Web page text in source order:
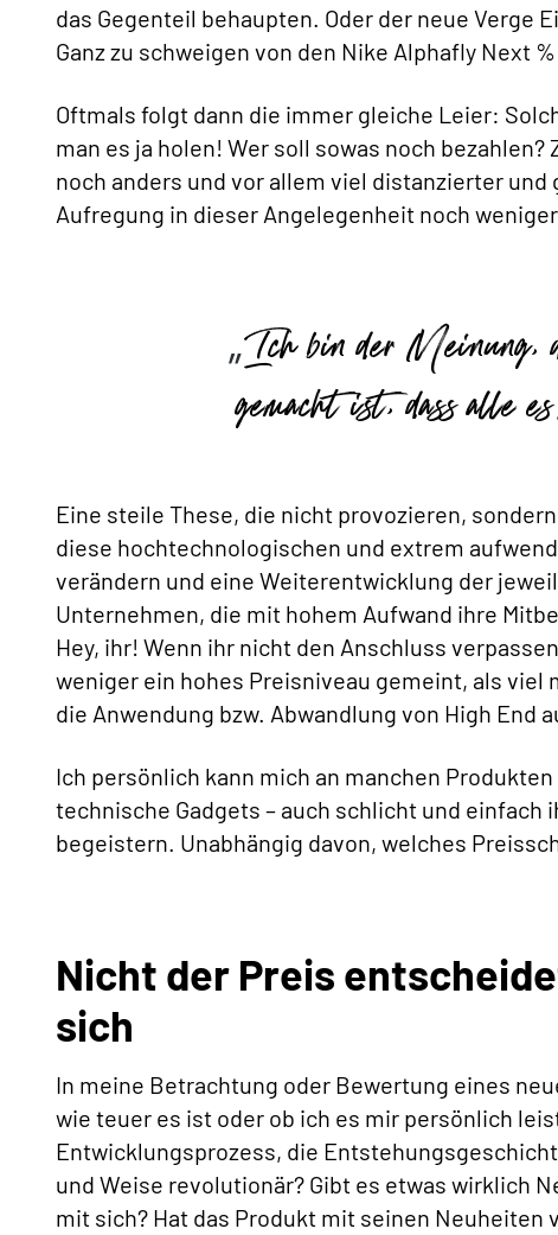
das Gegenteil behaupten. Oder der neue Verge
Ganz zu schweigen von den Nike Alphafly Next
Oftmals folgt dann die immer gleiche Leier:
man es ja holen! Wer soll sowas noch
noch anders und vor allem viel distanzierter
Aufregung in dieser Angelegenheit noch
Ich bin der Meinung,
gemacht ist, dass alle
Eine steile These, die nicht provozieren,
diese hochtechnologischen und extrem
verändern und eine Weiterentwicklung der
Unternehmen, die mit hohem Aufwand ihre
Hey, ihr! Wenn ihr nicht den Anschluss
weniger ein hohes Preisniveau gemeint, als
die Anwendung bzw. Abwandlung von High End
Ich persönlich kann mich an manchen
technische Gadgets – auch schlicht und
begeistern. Unabhängig davon, welches
Nicht der Preis
sich
In meine Betrachtung oder Bewertung eines
wie teuer es ist oder ob ich es mir persönlich
Entwicklungsprozess, die
und Weise revolutionär? Gibt es etwas wirklich
mit sich? Hat das Produkt mit seinen